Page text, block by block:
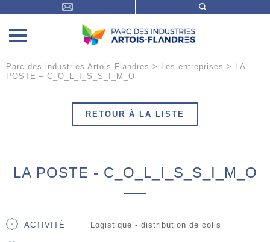
Parc des industries Artois-Flandres > Les entreprises >
LA
POSTE – C_O_L_I_S_S_I_M_O
RETOUR À LA LISTE
LA POSTE - C_O_L_I_S_S_I_M_O
ACTIVITÉ Logistique - distribution de colis